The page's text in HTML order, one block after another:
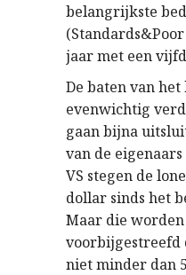
belangrijkste
jaar met een
De baten van
evenwichtig
gaan bijna
van de
VS stegen de
dollar sinds het
Maar die
voorbijgestreefd
niet minder dan